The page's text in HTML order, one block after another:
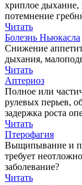
хриплое дыхание,
потемнение
Читать
Болезнь Ньюкасла
Снижение
дыхания,
Читать
Аптериоз
Полное или
рулевых перьев,
задержка роста
Читать
Птерофагия
Выщипывание и
требует
заболевание?
Читать